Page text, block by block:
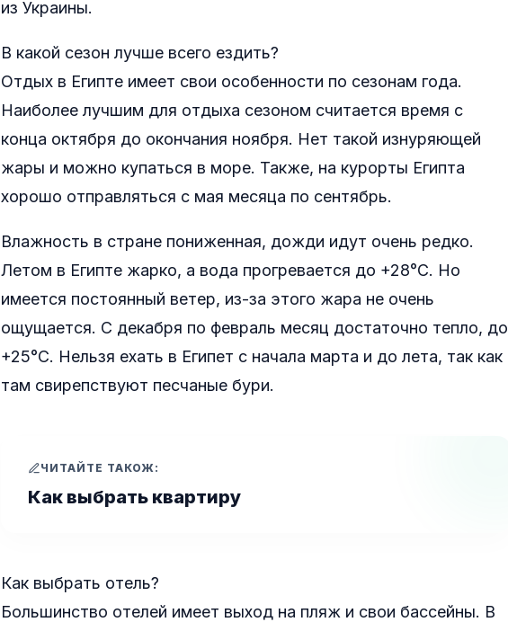
из Украины.
В какой сезон лучше всего ездить?
Отдых в Египте имеет свои особенности по сезонам года.
Наиболее лучшим для отдыха сезоном считается время с
конца октября до окончания ноября. Нет такой изнуряющей
жары и можно купаться в море. Также, на курорты Египта
хорошо отправляться с мая месяца по сентябрь.
Влажность в стране пониженная, дожди идут очень редко.
Летом в Египте жарко, а вода прогревается до +28°С. Но
имеется постоянный ветер, из-за этого жара не очень
ощущается. С декабря по февраль месяц достаточно тепло, до
+25°С. Нельзя ехать в Египет с начала марта и до лета, так как
там свирепствуют песчаные бури.
ЧИТАЙТЕ ТАКОЖ:
Как выбрать квартиру
Как выбрать отель?
Большинство отелей имеет выход на пляж и свои бассейны. В